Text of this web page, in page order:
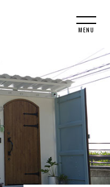
MENU